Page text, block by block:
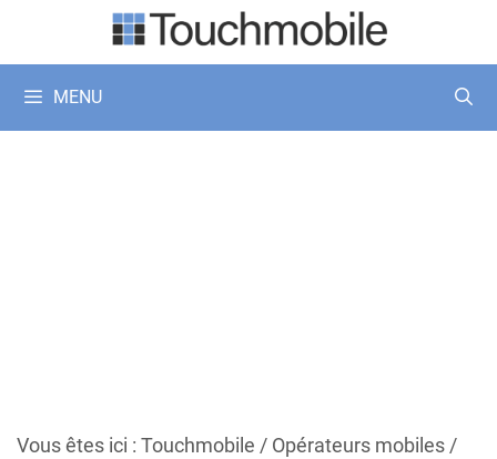
MENU
Vous êtes ici : Touchmobile / Opérateurs mobiles/